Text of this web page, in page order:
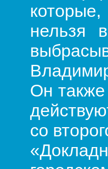
нельзя
Он также
со